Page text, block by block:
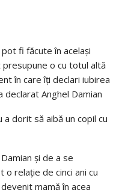
fi făcute în același
o cu totul altă
în care îți declari iubirea
declarat Anghel Damian
dorit să aibă un copil cu
și de a se
relație de cinci ani cu
mamă în acea